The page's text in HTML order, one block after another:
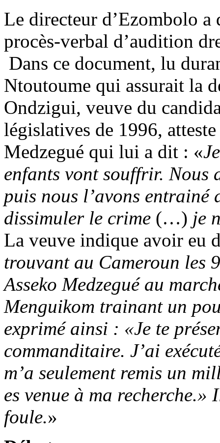
Le directeur d’Ezombolo a
procès-verbal d’audition
Dans ce document, lu
Ntoutoume qui assurait la
Ondzigui, veuve du
législatives de 1996,
Medzegué qui lui a dit : «
enfants vont souffrir. Nous
puis nous l’avons
dissimuler le crime (…) je
La veuve indique avoir eu
trouvant au Cameroun les
Asseko Medzegué au
Menguikom trainant un
exprimé ainsi : «Je te
commanditaire. J’ai
m’a seulement remis un
es venue à ma
foule.»